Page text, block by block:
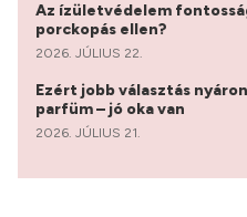
Az ízületvédelem
porckopás ellen?
2026. JÚLIUS 22.
Ezért jobb választás
parfüm – jó oka van
2026. JÚLIUS 21.